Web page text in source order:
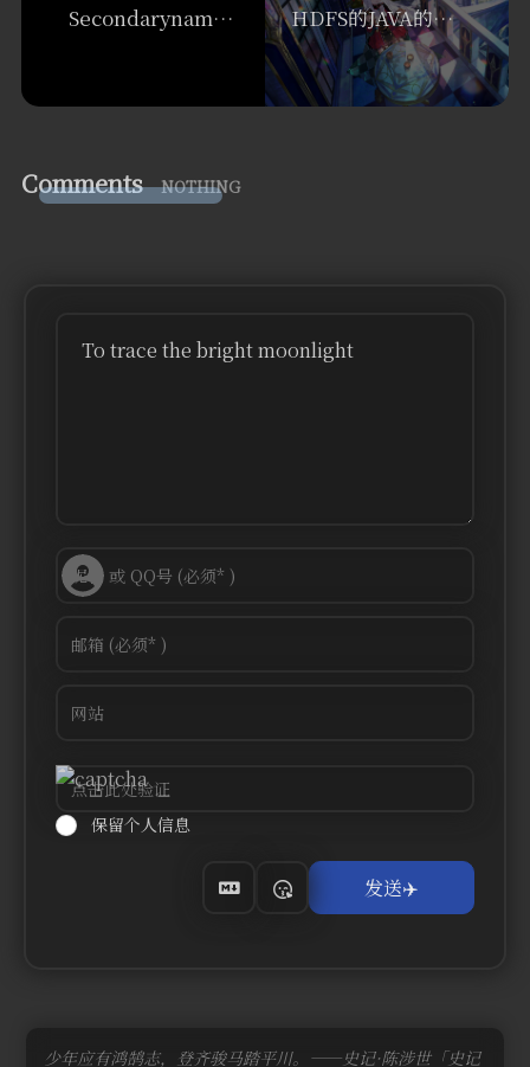
SecondarynameNode如何辅助管理FSImage与Edits文件 HDFS的JAVA的部分API操作代码
Comments NOTHING
To trace the bright moonlight
保留个人信息
少年应有鸿鹄志，登齐骏马踏平川。——史记·陈涉世「史记